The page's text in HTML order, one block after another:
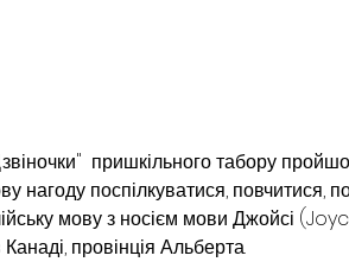
пришкільного табору
нагоду поспілкуватися, повчитися,
мову з носієм мови Джойсі
провінція Альберта.